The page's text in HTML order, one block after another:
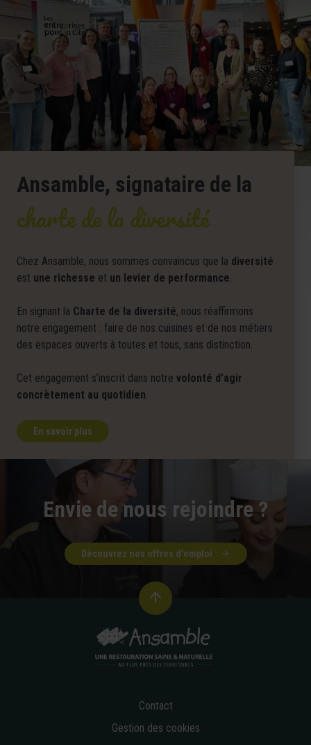
Ansamble, signataire de la
charte de la diversité
Chez Ansamble, nous sommes convaincus que la diversité
est une richesse et un levier de performance
En signant la Charte de la diversité, nous réaffirmons
notre engagement : faire de nos cuisines et de nos métiers
des espaces ouverts à toutes et tous, sans distinction.
Cet engagement s’inscrit dans notre volonté d’agir
concrètement au quotidien
En savoir plus
Envie de nous rejoindre ?
Découvrez nos offres d'emploi
Contact
Gestion des cookies